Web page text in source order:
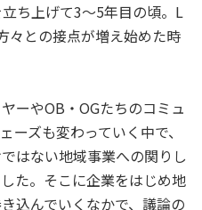
ち上げて3〜5年目の頃。L
々との接点が増え始めた時
ーやOB・OGたちのコミュ
ーズも変わっていく中で、
はない地域事業への関りし
た。そこに企業をはじめ地
込んでいくなかで、議論の